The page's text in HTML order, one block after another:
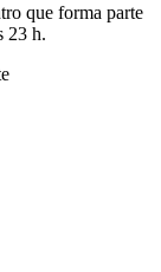
que forma parte
23 h.